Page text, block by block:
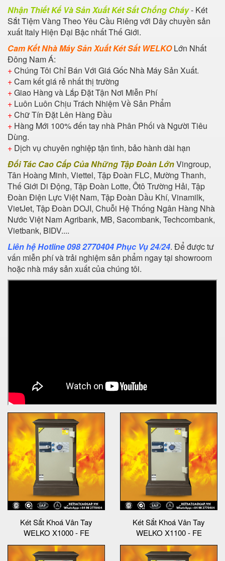
Nhận Thiết Kế Và Sản Xuất Két Sắt Chống Cháy- Két
Sắt Tiệm Vàng Theo Yêu Cầu Riêng với Dây chuyền sản
xuất Italy Hiện Đại Bậc nhất Thế Giới.
Cam Kết Nhà Máy Sản Xuất Két Sắt WELKOLớn Nhất
Đông Nam Á:
+Chúng Tôi Chỉ Bán Với Giá Gốc Nhà Máy Sản Xuất.
+Cam kết giá rẻ nhất thị trường
+Giao Hàng và Lắp Đặt Tận Nơi Miễn Phí
+ Luôn Luôn Chịu Trách Nhiệm Về Sản Phẩm
+Chữ Tín Đặt Lên Hàng Đầu
+ Hàng Mới 100% đến tay nhà Phân Phối và Người Tiêu
Dùng.
+ Dịch vụ chuyên nghiệp tận tình, bảo hành dài hạn
Đối Tác Cao Cấp Của Những Tập Đoàn LớnVingroup,
Tân Hoàng Minh, Viettel, Tập Đoàn FLC, Mường Thanh,
Thế Giới Di Động, Tập Đoàn Lotte, Ôtô Trường Hải, Tập
Đoàn Điện Lực Việt Nam, Tập Đoàn Dầu Khí, Vinamilk,
VietJet, Tập Đoàn DOJI, Chuỗi Hệ Thống Ngân Hàng Nhà
Nước Việt Nam Agribank, MB, Sacombank, Techcombank,
Vietbank, BIDV....
Liên hệ Hotline 098 2770404 Phục Vụ 24/24. Để được tư
vấn miễn phí và trải nghiệm sản phẩm ngay tại showroom
hoặc nhà máy sản xuất của chúng tôi.
Két Sắt Khoá Vân Tay
WELKO X1000 - FE
Két Sắt Khoá Vân Tay
WELKO X1100 - FE